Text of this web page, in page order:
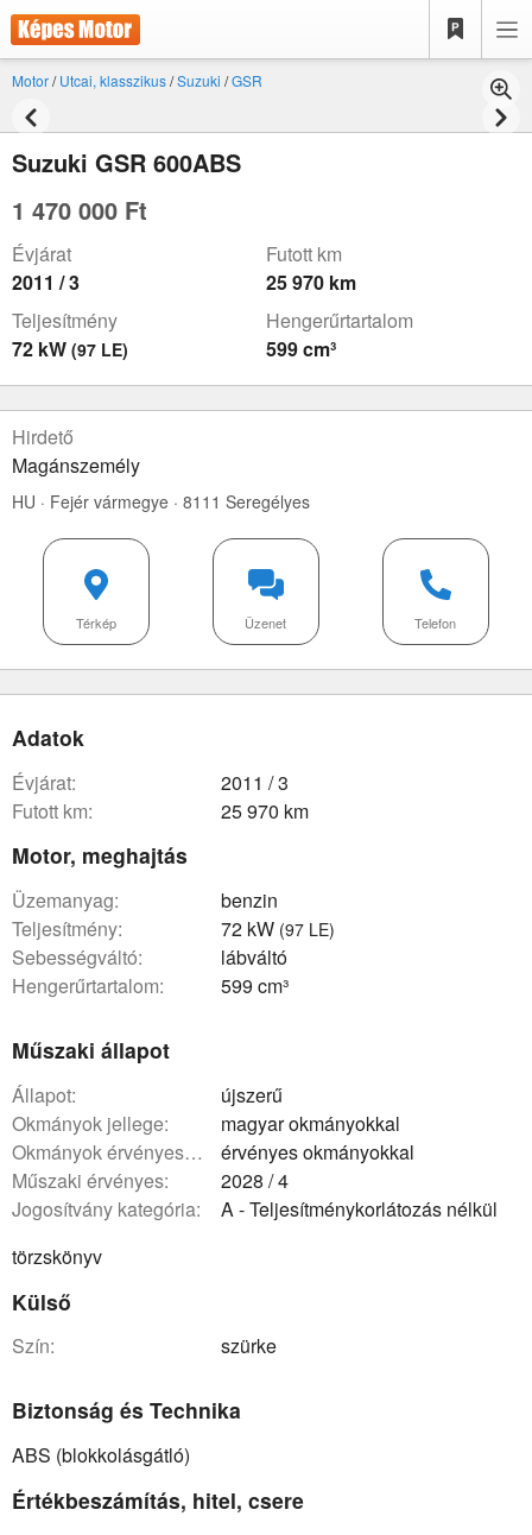
Motor/Utcai, klasszikus/Suzuki /GSR
Suzuki GSR 600ABS
1 470 000 Ft
Évjárat
2011 / 3
Futott km
25 970 km
Teljesítmény
72 kW (97 LE)
Hengerűrtartalom
599 cm³
Hirdető
Magánszemély
HU · Fejér vármegye · 8111 Seregélyes
Telefon
Üzenet
Térkép
Adatok
évjárat:
2011 / 3
futott km:
25 970 km
Motor, meghajtás
üzemanyag:
benzin
teljesítmény:
72 kW (97 LE)
sebességváltó:
lábváltó
hengerűrtartalom:
599 cm³
Műszaki állapot
állapot:
újszerű
okmányok jellege:
magyar okmányokkal
okmányok érvényessége:
érvényes okmányokkal
műszaki érvényes:
2028 / 4
Jogosítvány kategória:
A - Teljesítménykorlátozás nélkül
törzskönyv
Külső
szín: szürke
Biztonság és Technika
ABS (blokkolásgátló)
Értékbeszámítás, hitel, csere